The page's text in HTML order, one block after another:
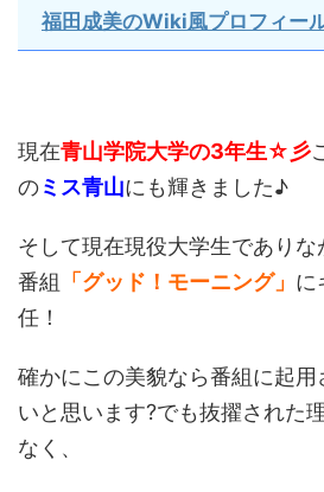
福田成美のWiki風プロフィー
現在青山学院大学の3年生☆彡
のミス青山にも輝きました♪
そして現在現役大学生であり
番組 「グッド！モーニング」 に
任！
確かにこの美貌なら番組に起
いと思います?でも抜擢された
なく、